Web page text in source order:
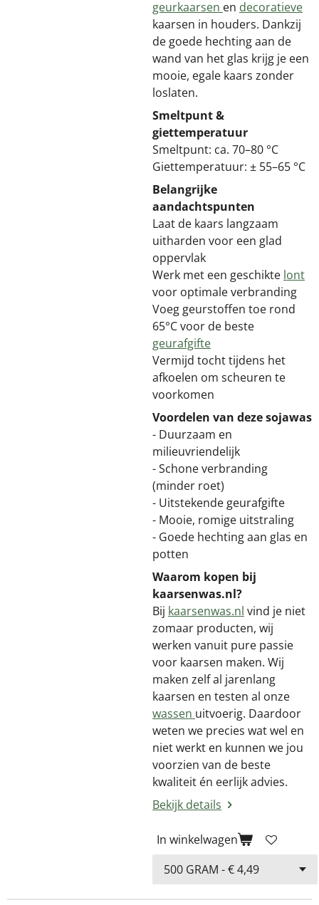
geurkaarsen en decoratieve
kaarsen in houders. Dankzij
de goede hechting aan de
wand van het glas krijg je een
mooie, egale kaars zonder
loslaten.
Smeltpunt &
giettemperatuur
Smeltpunt: ca. 70–80 °C
Giettemperatuur: ± 55–65 °C
Belangrijke
aandachtspunten
Laat de kaars langzaam
uitharden voor een glad
oppervlak
Werk met een geschikte lont
voor optimale verbranding
Voeg geurstoffen toe rond
65°C voor de beste
geurafgifte
Vermijd tocht tijdens het
afkoelen om scheuren te
voorkomen
Voordelen van deze sojawas
- Duurzaam en
milieuvriendelijk
- Schone verbranding
(minder roet)
- Uitstekende geurafgifte
- Mooie, romige uitstraling
- Goede hechting aan glas en
potten
Waarom kopen bij
kaarsenwas.nl?
Bij kaarsenwas.nl vind je niet
zomaar producten, wij
werken vanuit pure passie
voor kaarsen maken. Wij
maken zelf al jarenlang
kaarsen en testen al onze
wassen uitvoerig. Daardoor
weten we precies wat wel en
niet werkt en kunnen we jou
voorzien van de beste
kwaliteit én eerlijk advies.
Bekijk details
In winkelwagen